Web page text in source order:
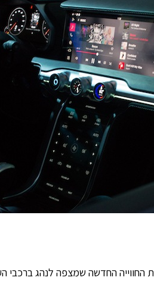
החווייה החדשה שמצפה לנהג ברכבי